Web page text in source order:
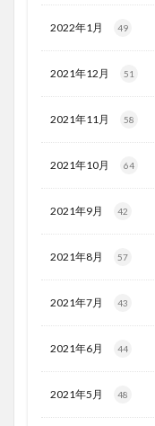
2022年1月 49
2021年12月 51
2021年11月 58
2021年10月 64
2021年9月 42
2021年8月 57
2021年7月 43
2021年6月 44
2021年5月 48